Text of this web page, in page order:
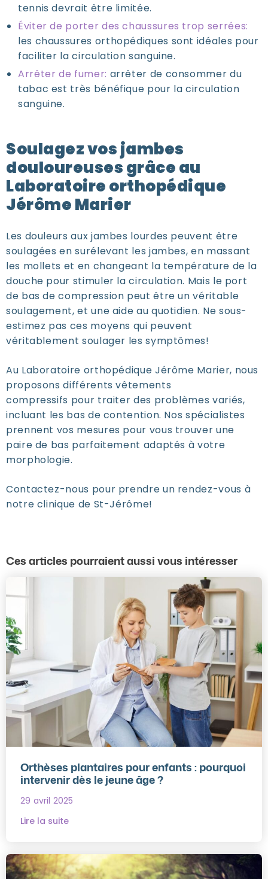
Ces articles pourraient aussi vous intéresser
Orthèses plantaires pour enfants : pourquoi
intervenir dès le jeune âge ?
29 avril 2025
Lire la suite
tennis devrait être limitée.
Éviter de porter des chaussures trop serrées:
les chaussures orthopédiques sont idéales pour
faciliter la circulation sanguine.
Arrêter de fumer: arrêter de consommer du
tabac est très bénéfique pour la circulation
sanguine.
Soulagez vos jambes
douloureuses grâce au
Laboratoire orthopédique
Jérôme Marier
Les douleurs aux jambes lourdes peuvent être
soulagées en surélevant les jambes, en massant
les mollets et en changeant la température de la
douche pour stimuler la circulation. Mais le port
de bas de compression peut être un véritable
soulagement, et une aide au quotidien. Ne sous-
estimez pas ces moyens qui peuvent
véritablement soulager les symptômes!
Au Laboratoire orthopédique Jérôme Marier, nous
proposons différents vêtements
compressifs pour traiter des problèmes variés,
incluant les bas de contention. Nos spécialistes
prennent vos mesures pour vous trouver une
paire de bas parfaitement adaptés à votre
morphologie.
Contactez-nous pour prendre un rendez-vous à
notre clinique de St-Jérôme!